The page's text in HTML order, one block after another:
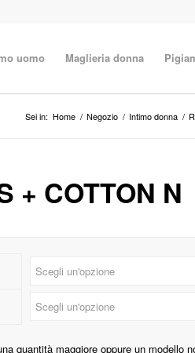
uomo Maglieria donna
Sei in: Home / Negozio / Intimo donna /
+ COTTON N
quantità maggiore oppure un modello